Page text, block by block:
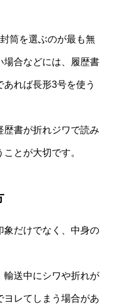
筒を選ぶのが最も無
場合などには、履歴書
れば長形3号を使う
歴書が折れジワで読み
とが大切です。
象だけでなく、中身の
輸送中にシワや折れが
ヨレてしまう場合があ